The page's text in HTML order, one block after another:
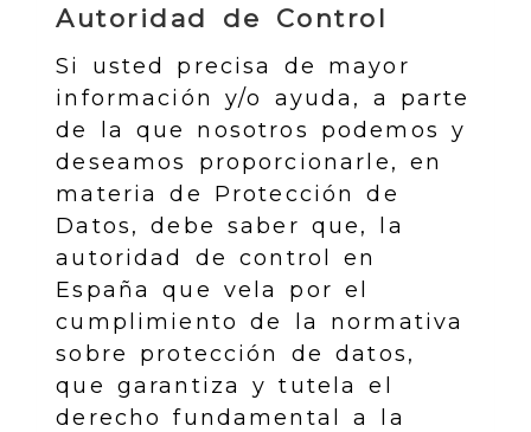
Autoridad de Control
Si usted precisa de mayor
información y/o ayuda, a parte
de la que nosotros podemos y
deseamos proporcionarle, en
materia de Protección de
Datos, debe saber que, la
autoridad de control en
España que vela por el
cumplimiento de la normativa
sobre protección de datos,
que garantiza y tutela el
derecho fundamental a la